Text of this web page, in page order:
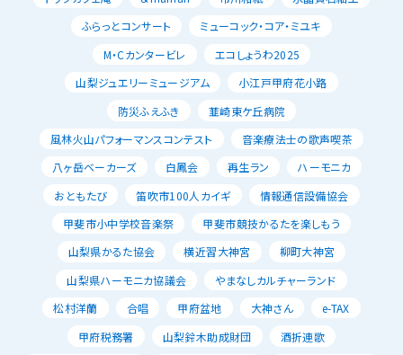
ふらっとコンサート
ミューコック・コア・ミユキ
M・Cカンタービレ
エコしょうわ2025
山梨ジュエリーミュージアム
小江戸甲府花小路
防災ふえふき
韮崎東ケ丘病院
風林火山パフォーマンスコンテスト
音楽療法士の歌声喫茶
八ヶ岳ベーカーズ
白鳳会 再生ラン
ハーモニカ
おともたび
笛吹市100人カイギ
情報通信設備協会
甲斐市小中学校音楽祭
甲斐市競技かるたを楽しもう
山梨県かるた協会
横近習大神宮
柳町大神宮
山梨県ハーモニカ協議会
やまなしカルチャーランド
松村洋蘭
合唱 甲府盆地 大神さん
e-TAX
甲府税務署
山梨鈴木助成財団
酒折連歌